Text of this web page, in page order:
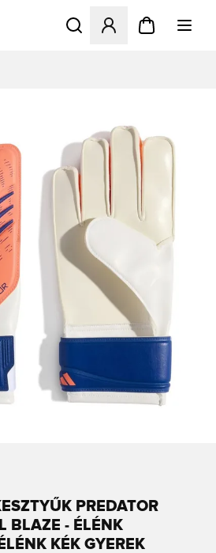
Megnyit egy modált a
PREDATOR
BLAZE - ÉLÉNK
KÉK GYEREK